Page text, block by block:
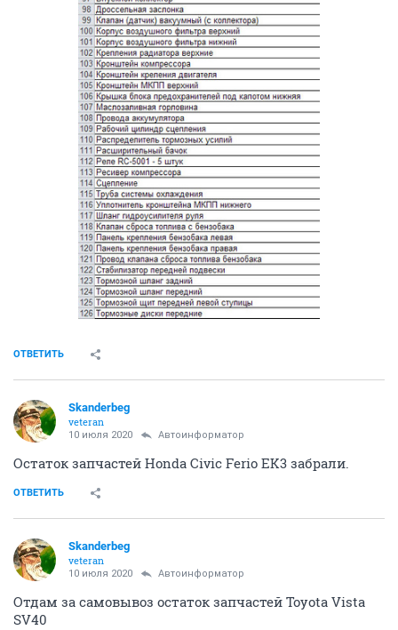
ОТВЕТИТЬ
Skanderbeg
veteran
10 июля 2020 Автоинформатор
Остаток запчастей Honda Civic Ferio EK3 забрали.
ОТВЕТИТЬ
Skanderbeg
veteran
10 июля 2020 Автоинформатор
Отдам за самовывоз остаток запчастей Toyota Vista
SV40